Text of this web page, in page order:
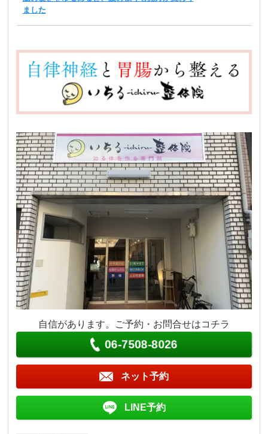
ました
自信があります。ご予約・お問合せはコチラ
06-7508-8026
ネット予約
LINE予約